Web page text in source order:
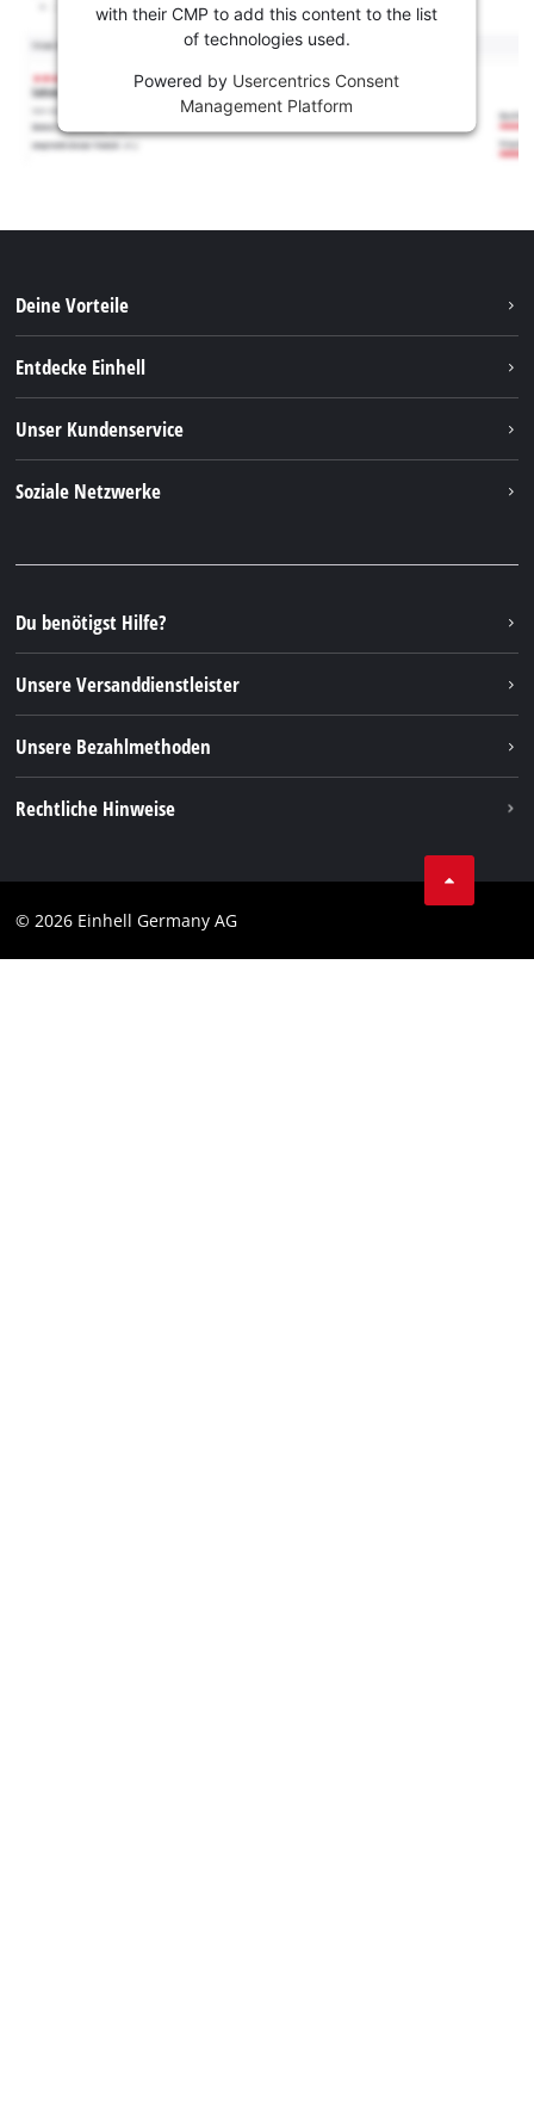
with their CMP to add this content to the list
of technologies used.
Powered by Usercentrics Consent
Management Platform
Deine Vorteile
Entdecke Einhell
Nachhaltigkeit
Unser Kundenservice
FAQs
Rücksendungen / Widerruf
Verpackungsrichtlinien
Hinweise zur Batterieentsorgung
Vertrag widerrufen
Soziale Netzwerke
Instagram
TikTok
Pinterest
Linkedin
Du benötigst Hilfe?
Unsere Versanddienstleister
Unsere Bezahlmethoden
Rechtliche Hinweise
Impressum
© 2026 Einhell Germany AG